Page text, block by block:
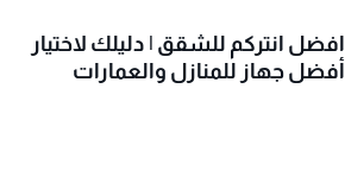
افضل انتركم للشقق | دليلك لاختيار
أفضل جهاز للمنازل والعمارات